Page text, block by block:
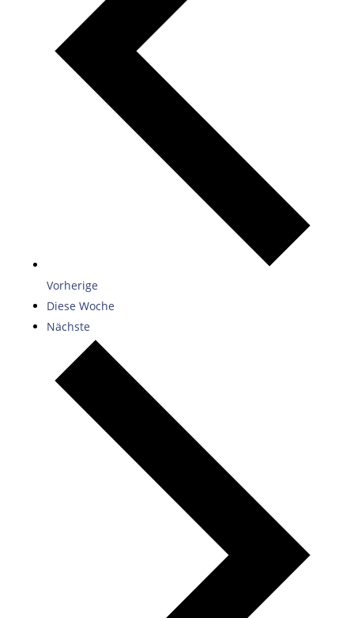
Vorherige
Diese Woche
Nächste